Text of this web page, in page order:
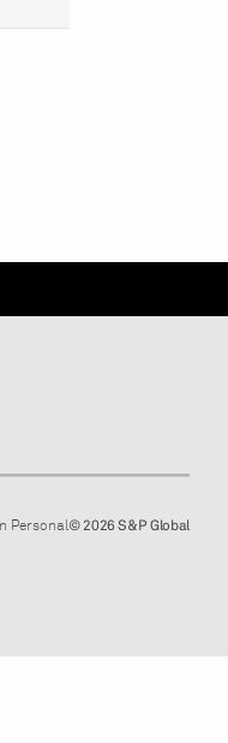
Personal© 2026 S&P Global